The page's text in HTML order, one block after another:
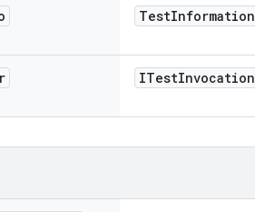
TestInformation
ITestInvocation